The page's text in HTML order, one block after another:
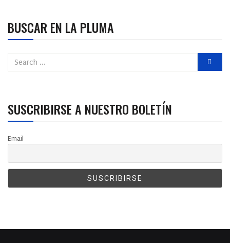
BUSCAR EN LA PLUMA
SUSCRIBIRSE A NUESTRO BOLETÍN
Email